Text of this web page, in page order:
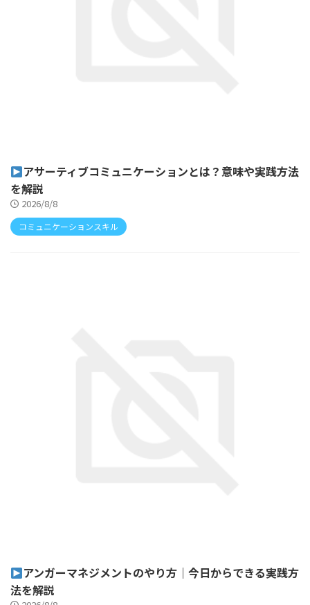
アサーティブコミュニケーションとは？意味や実践方法
を解説
2026/8/8
コミュニケーションスキル
アンガーマネジメントのやり方｜今日からできる実践方
法を解説